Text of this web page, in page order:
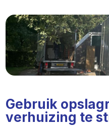
Gebruik
verhuizing te